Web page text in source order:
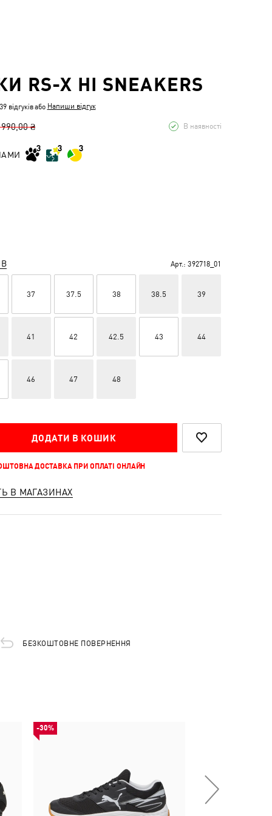
RS-X HI SNEAKERS
відгуківабо Напиши відгук
₴ В наявності
Арт.: 392718_01
37 37.5 38 38.5 39
41 42 42.5 43 44
46 47 48
ДОДАТИ В КОШИК
ДОСТАВКА ПРИ ОПЛАТІ ОНЛАЙН
В МАГАЗИНАХ
БЕЗКОШТОВНЕ ПОВЕРНЕННЯ
-30%